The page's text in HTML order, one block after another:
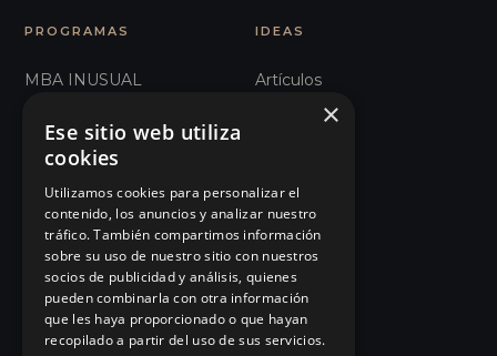
PROGRAMAS
MBA INUSUAL
Humanos con Recursos
Comunicación e
Influencia
101 Errores de liderazgo
Organizaciones Sanitarias
Management Humanista
Ver todos…
IDEAS
Artículos
Podcast
Manifiesto
Eventos
Tienda
×
Ese sitio web utiliza
cookies
Utilizamos cookies para personalizar el
contenido, los anuncios y analizar nuestro
tráfico. También compartimos información
sobre su uso de nuestro sitio con nuestros
socios de publicidad y análisis, quienes
pueden combinarla con otra información
que les haya proporcionado o que hayan
recopilado a partir del uso de sus servicios.